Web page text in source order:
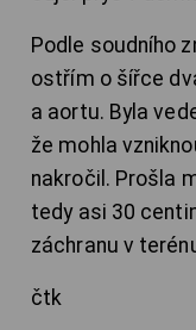
Podle soudního
ostřím o šířce
a aortu. Byla
že mohla
nakročil. Prošla
tedy asi 30
záchranu v
čtk